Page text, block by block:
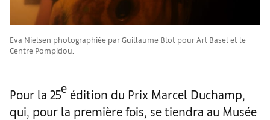
Eva Nielsen photographiée par Guillaume Blot pour Art Basel et le
Centre Pompidou.
Pour la 25e édition du Prix Marcel Duchamp,
qui, pour la première fois, se tiendra au Musée